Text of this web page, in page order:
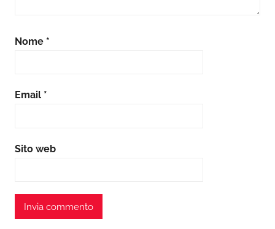
Nome *
Email *
Sito web